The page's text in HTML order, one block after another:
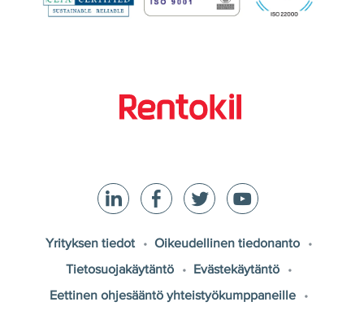
Yrityksen tiedot
Oikeudellinen tiedonanto
Tietosuojakäytäntö
Evästekäytäntö
Eettinen ohjesääntö yhteistyökumppaneille